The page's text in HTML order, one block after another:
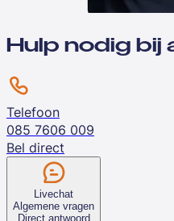
Hulp nodig bij
Telefoon
085 7606 009
Bel direct
Livechat
Algemene vragen
Direct antwoord